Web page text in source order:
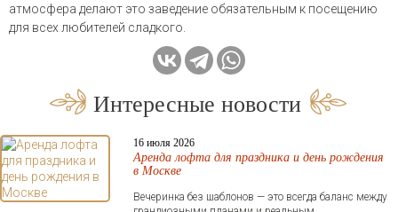
атмосфера делают это заведение обязательным к посещению
для всех любителей сладкого.
Интересные новости
16 июля 2026
Аренда лофта для праздника и день рождения
в Москве
Вечеринка без шаблонов — это всегда баланс между